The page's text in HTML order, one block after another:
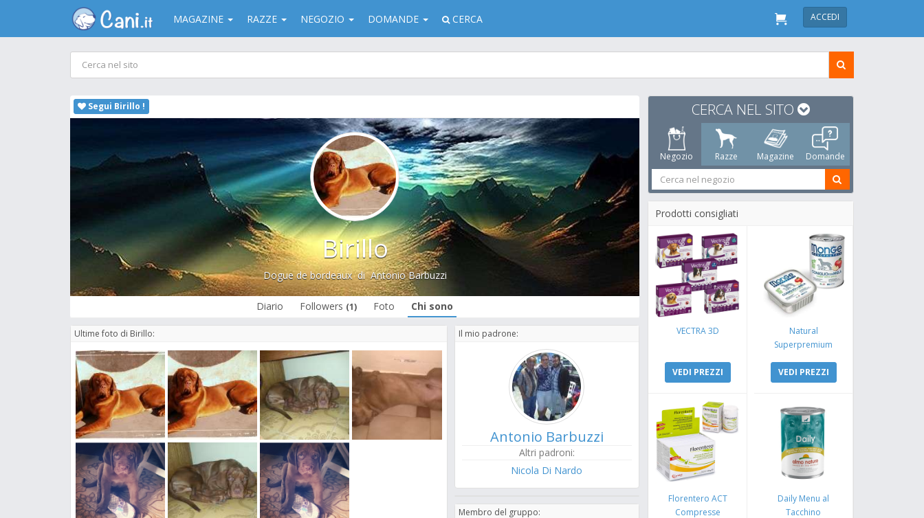
MAGAZINE RAZZE NEGOZIO DOMANDE CERCA ACCEDI
Segui Birillo !
Birillo
Dogue de bordeauxdiAntonio Barbuzzi
Diario Followers (1) Foto Chi sono
Ultime foto di Birillo: Il mio padrone:
Antonio Barbuzzi
Altri padroni:
Nicola Di Nardo
Membro del gruppo:
CERCA NEL SITO
Negozio Razze Magazine Domande
Prodotti consigliati
VECTRA 3D
VEDI PREZZI
Natural
Superpremium
Coniglio e Mela
VEDI PREZZI
Florentero ACT
Compresse
Daily Menu al
Tacchino